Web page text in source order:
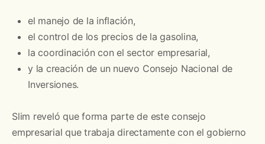
el manejo de la inflación,
el control de los precios de la gasolina,
la coordinación con el sector empresarial,
y la creación de un nuevo Consejo Nacional de
Inversiones.
Slim reveló que forma parte de este consejo
empresarial que trabaja directamente con el gobierno